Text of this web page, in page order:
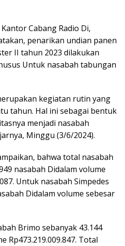
Cabang Radio Di,
penarikan undian panen
II tahun 2023 dilakukan
Untuk nasabah tabungan
kegiatan rutin yang
tahun. Hal ini sebagai bentuk
menjadi nasabah
Minggu (3/6/2024).
bahwa total nasabah
nasabah Didalam volume
Untuk nasabah Simpedes
Didalam volume sebesar
Brimo sebanyak 43.144
Rp473.219.009.847. Total